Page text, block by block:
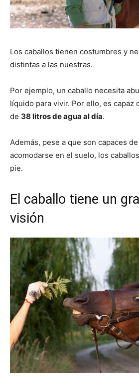
Los caballos tienen costumbres y
distintas a las nuestras.
Por ejemplo, un caballo necesita
líquido para vivir. Por ello, es capaz
de 38 litros de agua al día.
Además, pese a que son capaces
acomodarse en el suelo, los
pie.
El caballo tiene un
visión